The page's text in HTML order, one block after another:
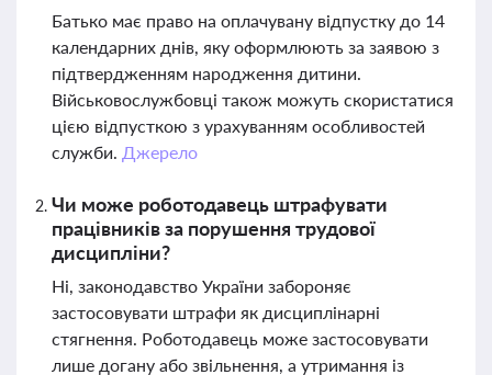
Батько має право на оплачувану відпустку до 14
календарних днів, яку оформлюють за заявою з
підтвердженням народження дитини.
Військовослужбовці також можуть скористатися
цією відпусткою з урахуванням особливостей
служби. Джерело
Чи може роботодавець штрафувати
працівників за порушення трудової
дисципліни?
Ні, законодавство України забороняє
застосовувати штрафи як дисциплінарні
стягнення. Роботодавець може застосовувати
лише догану або звільнення, а утримання із